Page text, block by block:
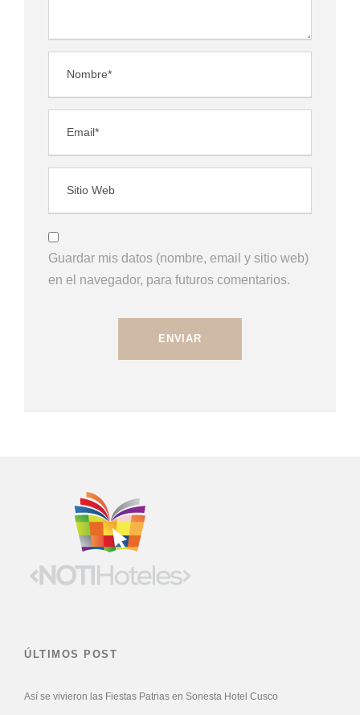
Guardar mis datos (nombre, email y sitio web)
en el navegador, para futuros comentarios.
ÚLTIMOS POST
Así se vivieron las Fiestas Patrias en Sonesta Hotel Cusco